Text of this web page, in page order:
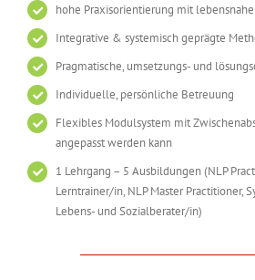
hohe Praxisorientierung mit
Integrative & systemisch geprägte
Pragmatische, umsetzungs- und
Individuelle, persönliche Betreuung
Flexibles Modulsystem mit
angepasst werden kann
1 Lehrgang – 5 Ausbildungen (NLP
Lerntrainer/in, NLP Master Practitioner,
Lebens- und Sozialberater/in)